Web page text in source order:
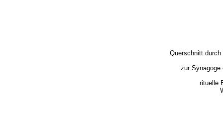
Querschnitt
zur Synagoge
rituelle